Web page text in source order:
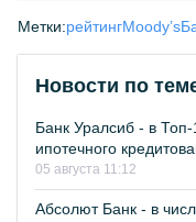
Метки:рейтингMoody’s
Новости по
Банк Уралсиб - в
ипотечного
05 августа 11:12
Абсолют Банк - в